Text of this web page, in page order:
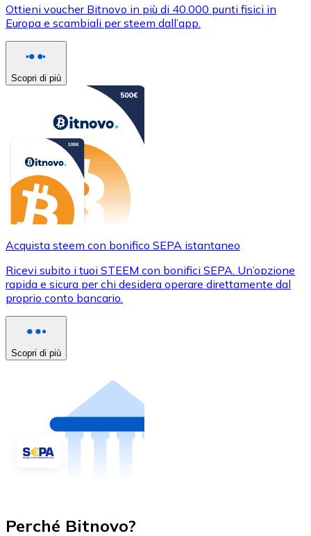
Ottieni voucher Bitnovo in più di 40.000 punti fisici in
Europa e scambiali per steem dall’app.
Scopri di più
Acquista steem con bonifico SEPA istantaneo
Ricevi subito i tuoi STEEM con bonifici SEPA. Un’opzione
rapida e sicura per chi desidera operare direttamente dal
proprio conto bancario.
Scopri di più
Perché Bitnovo?